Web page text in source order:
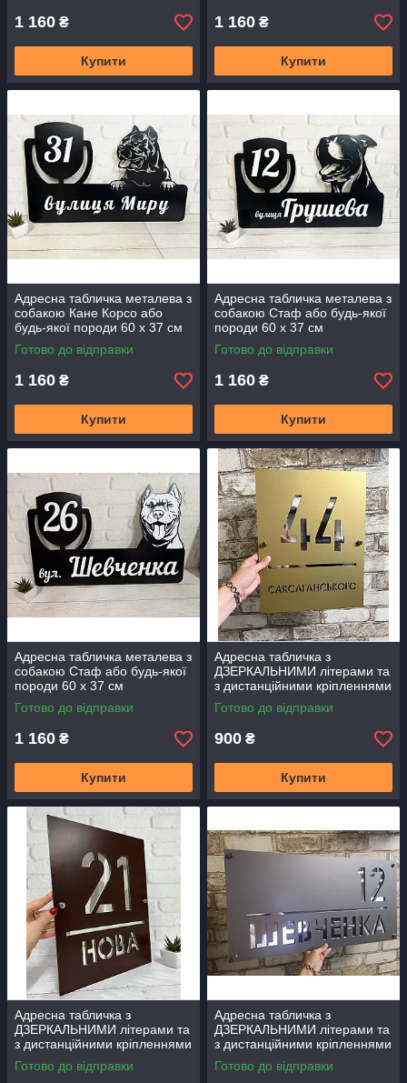
1 160 ₴
Купити
1 160 ₴
Купити
Адресна табличка металева з
собакою Кане Корсо або
будь-якої породи 60 х 37 см
Готово до відправки
1 160 ₴
Купити
Адресна табличка металева з
собакою Стаф або будь-якої
породи 60 х 37 см
Готово до відправки
1 160 ₴
Купити
Адресна табличка металева з
собакою Стаф або будь-якої
породи 60 х 37 см
Готово до відправки
1 160 ₴
Купити
Адресна табличка з
ДЗЕРКАЛЬНИМИ літерами та
з дистанційними кріпленнями
Готово до відправки
900 ₴
Купити
Адресна табличка з
ДЗЕРКАЛЬНИМИ літерами та
з дистанційними кріпленнями
Готово до відправки
Адресна табличка з
ДЗЕРКАЛЬНИМИ літерами та
з дистанційними кріпленнями
Готово до відправки